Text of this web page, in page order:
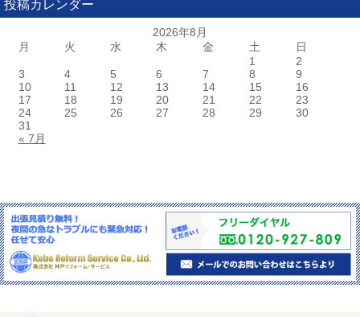
投稿カレンダー
2026年8月
月
火 水 木 金 土 日
« 7月
1
2
3
4 5 6 7 8
9
10
11 12 13 14 15
16
17
18 19 20 21 22
23
24
25 26 27 28 29
30
31